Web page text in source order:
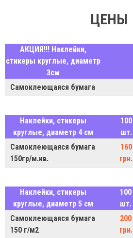
ЦЕНЫ
АКЦИЯ!!! Наклейки,
стикеры круглые, диаметр
3см
Самоклеющаяся бумага
Наклейки, стикеры
круглые, диаметр 4 см
100
шт.
Самоклеющаяся бумага
150гр/м.кв.
160
грн.
Наклейки, стикеры
круглые, диаметр 5 см
100
шт.
Самоклеющаяся бумага
150 г/м2
200
грн.